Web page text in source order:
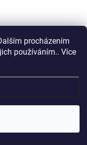
procházením
používáním.. Více